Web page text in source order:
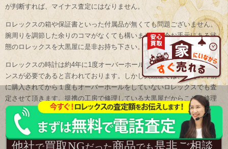
が判断すれば、マイナス査定にはなりません。
ロレックスの箱や保証書といった付属品が無くても問題ございません。
腕周りを調節した余りのコマがなくても構いません。今お手元にある状
態のロレックスを大黒屋に是非お持ち下さい。
ロレックスの時計は約4年に1度オーバーホール(分解掃除)というメンテナ
ンスが必要であると言われております。しかし大黒屋では、例え30年前
に購入されてから１度もオーバーホールをしていないロレックスでも査
定させて頂きます。提携の工房で修理している大黒屋だからこそ、修理
が必要なロレックスでも高額査定が可能です。「古いから…」「もう動
かないから…」と諦めず、是非大黒屋へお持ち下さい。
他社 買取NG 商品 是非ご相談
LINE査定 メール査定
宅配買取を申込む 出張買取